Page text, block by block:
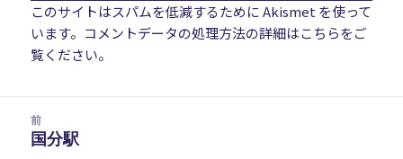
このサイトはスパムを低減するために Akismet を使って
います。 コメントデータの処理方法の詳細はこちらをご
覧ください。
前
前
国分駅